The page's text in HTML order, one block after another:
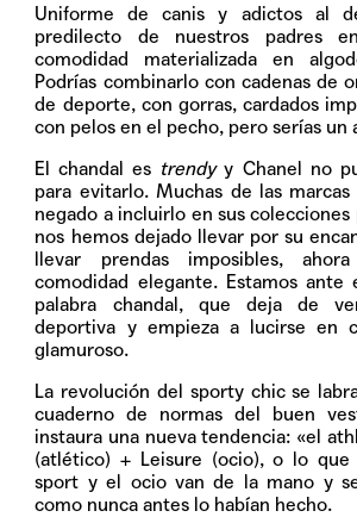
Uniforme de canis y adictos al
predilecto de nuestros padres
comodidad materializada en
Podrías combinarlo con cadenas de
de deporte, con gorras, cardados
con pelos en el pecho, pero serías un
El chandal es trendyy Chanel no
para evitarlo. Muchas de las
negado a incluirlo en sus
nos hemos dejado llevar por su
llevar prendas imposibles,
comodidad elegante. Estamos
palabra chandal, que deja de
deportiva y empieza a lucirse en
glamuroso.
La revolución del sporty chic se
cuaderno de normas del buen
instaura una nueva tendencia: «el
(atlético) + Leisure (ocio), o lo
sport y el ocio van de la mano y
como nunca antes lo habían hecho.